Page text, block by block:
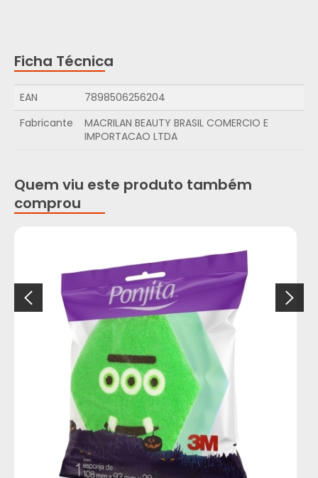
Ficha Técnica
EAN
7898506256204
Fabricante
MACRILAN BEAUTY BRASIL COMERCIO E
IMPORTACAO LTDA
Quem viu este produto também
comprou